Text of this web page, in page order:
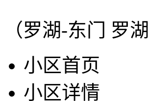
（罗湖-东门 罗
小区首页
小区详情